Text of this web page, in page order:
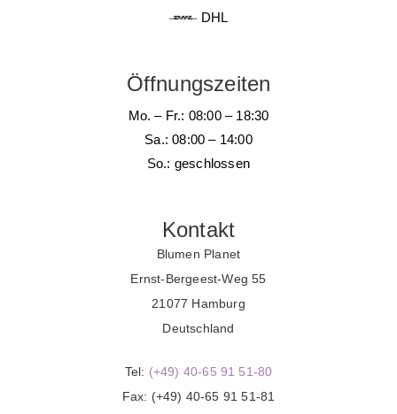
DHL
Öffnungszeiten
Mo. – Fr.: 08:00 – 18:30
Sa.: 08:00 – 14:00
So.: geschlossen
Kontakt
Blumen Planet
Ernst-Bergeest-Weg 55
21077 Hamburg
Deutschland
Tel: (+49) 40-65 91 51-80
Fax: (+49) 40-65 91 51-81